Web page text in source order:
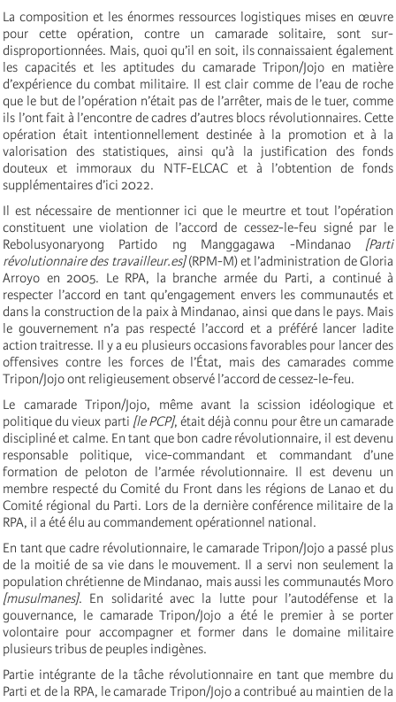
La composition et les énormes ressources logistiques mises en œuvre
pour cette opération, contre un camarade solitaire, sont sur-
disproportionnées. Mais, quoi qu’il en soit, ils connaissaient également
les capacités et les aptitudes du camarade Tripon/Jojo en matière
d’expérience du combat militaire. Il est clair comme de l’eau de roche
que le but de l’opération n’était pas de l’arrêter, mais de le tuer, comme
ils l’ont fait à l’encontre de cadres d’autres blocs révolutionnaires. Cette
opération était intentionnellement destinée à la promotion et à la
valorisation des statistiques, ainsi qu’à la justification des fonds
douteux et immoraux du NTF-ELCAC et à l’obtention de fonds
supplémentaires d’ici 2022.
Il est nécessaire de mentionner ici que le meurtre et tout l’opération
constituent une violation de l’accord de cessez-le-feu signé par le
Rebolusyonaryong Partido ng Manggagawa -Mindanao [Parti
révolutionnaire des travailleur.es](RPM-M) et l’administration de Gloria
Arroyo en 2005. Le RPA, la branche armée du Parti, a continué à
respecter l’accord en tant qu’engagement envers les communautés et
dans la construction de la paix à Mindanao, ainsi que dans le pays. Mais
le gouvernement n’a pas respecté l’accord et a préféré lancer ladite
action traitresse. Il y a eu plusieurs occasions favorables pour lancer des
offensives contre les forces de l’État, mais des camarades comme
Tripon/Jojo ont religieusement observé l’accord de cessez-le-feu.
Le camarade Tripon/Jojo, même avant la scission idéologique et
politique du vieux parti [le PCP], était déjà connu pour être un camarade
discipliné et calme. En tant que bon cadre révolutionnaire, il est devenu
responsable politique, vice-commandant et commandant d’une
formation de peloton de l’armée révolutionnaire. Il est devenu un
membre respecté du Comité du Front dans les régions de Lanao et du
Comité régional du Parti. Lors de la dernière conférence militaire de la
RPA, il a été élu au commandement opérationnel national.
En tant que cadre révolutionnaire, le camarade Tripon/Jojo a passé plus
de la moitié de sa vie dans le mouvement. Il a servi non seulement la
population chrétienne de Mindanao, mais aussi les communautés Moro
[musulmanes]. En solidarité avec la lutte pour l’autodéfense et la
gouvernance, le camarade Tripon/Jojo a été le premier à se porter
volontaire pour accompagner et former dans le domaine militaire
plusieurs tribus de peuples indigènes.
Partie intégrante de la tâche révolutionnaire en tant que membre du
Parti et de la RPA, le camarade Tripon/Jojo a contribué au maintien de la